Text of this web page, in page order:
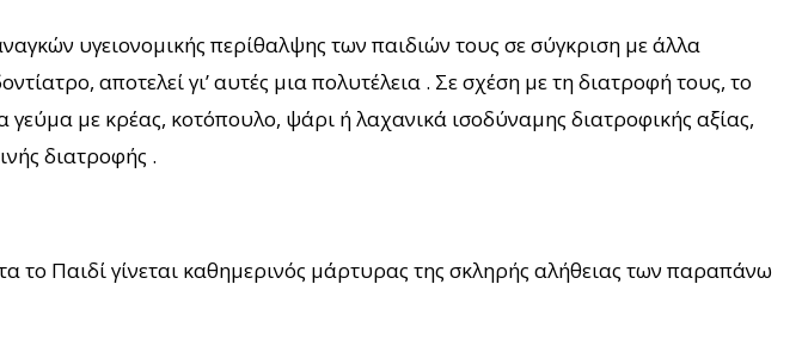
υγειονομικής περίθαλψης των παιδιών τους σε σύγκριση με άλλα
αποτελεί γι’ αυτές μια πολυτέλεια . Σε σχέση με τη διατροφή τους, το
με κρέας, κοτόπουλο, ψάρι ή λαχανικά ισοδύναμης διατροφικής αξίας,
διατροφής .
το Παιδί γίνεται καθημερινός μάρτυρας της σκληρής αλήθειας των παραπάνω